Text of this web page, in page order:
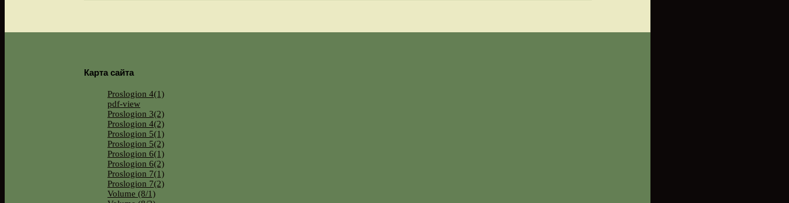
Карта сайта
Proslogion 4(1)
pdf-view
Proslogion 3(2)
Proslogion 4(2)
Proslogion 5(1)
Proslogion 5(2)
Proslogion 6(1)
Proslogion 6(2)
Proslogion 7(1)
Proslogion 7(2)
Volume (8/1)